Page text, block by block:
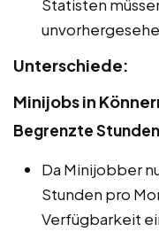
Statisten
Unterschiede:
Minijobs in
Begrenzte
Da Minijobber
Stunden pro
Verfügbarkeit